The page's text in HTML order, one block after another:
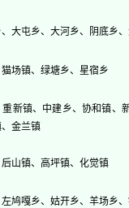
大屯乡、大河乡、阴底乡
场镇、绿塘乡、星宿乡
新镇、中建乡、协和镇、
金兰镇
山镇、高坪镇、化觉镇
鸠嘎乡、姑开乡、羊场乡